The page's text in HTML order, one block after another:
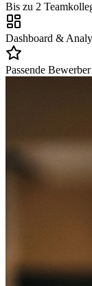
Bis zu 2
Dashboard &
Passende